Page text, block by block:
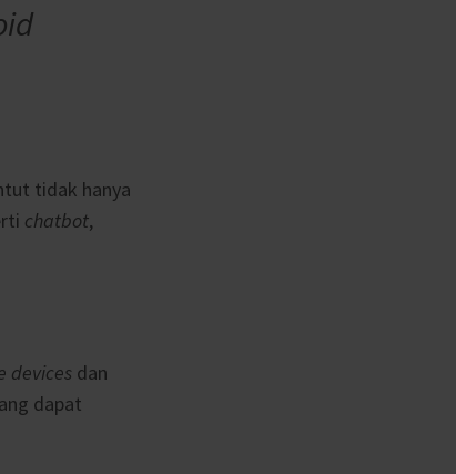
tidak hanya
chatbot,
devices dan
dapat